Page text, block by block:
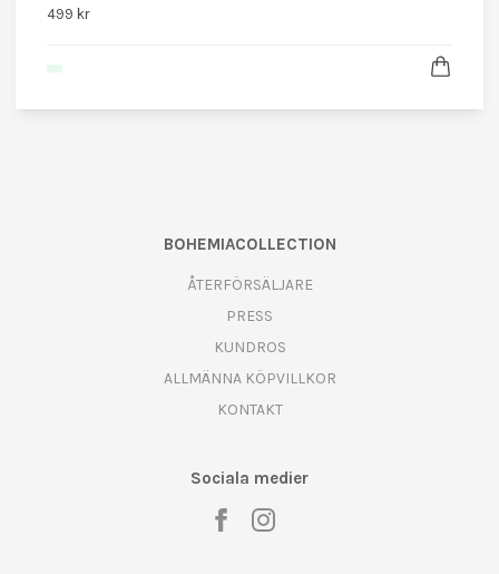
499 kr
BOHEMIACOLLECTION
ÅTERFÖRSÄLJARE
PRESS
KUNDROS
ALLMÄNNA KÖPVILLKOR
KONTAKT
Sociala medier